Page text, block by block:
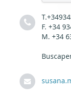
F. +34
M. +34